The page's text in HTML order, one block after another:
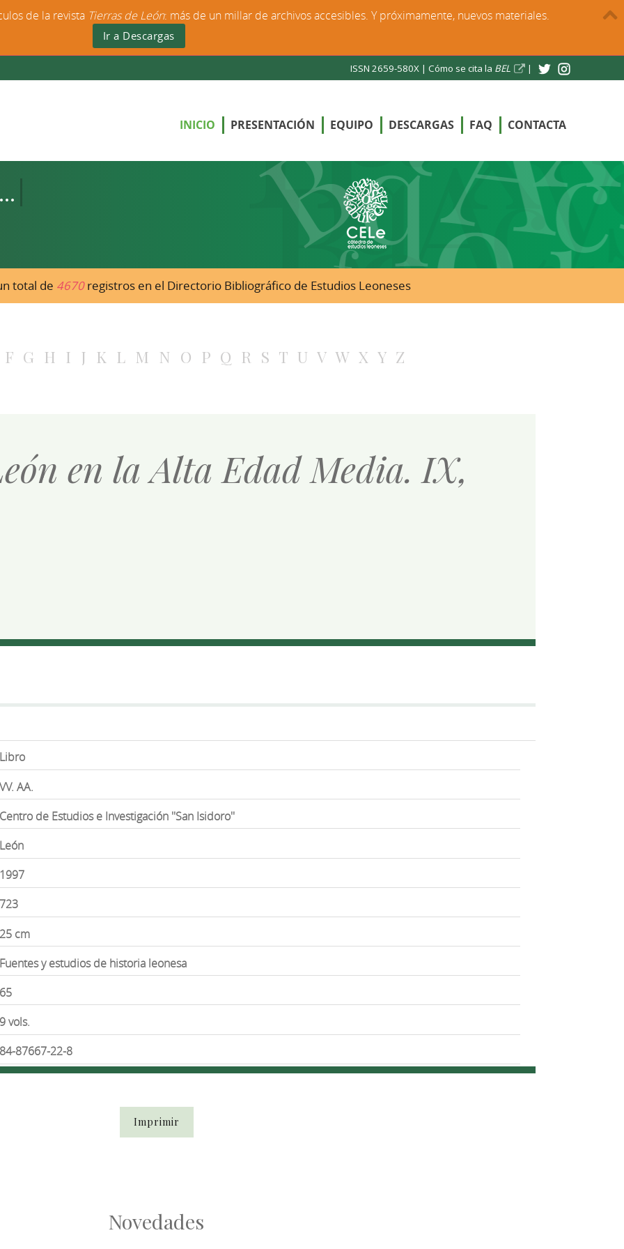
ISSN 2659-580X | Cómo se cita la BEL |
INICIO PRESENTACIÓN EQUIPO DESCARGAS FAQ CONTACTA
total de 4670registros en el Directorio Bibliográfico de Estudios Leoneses
F G H I J K L M N O P Q R S T U V W X Y Z
en la Alta Edad Media. IX,
Libro
VV. AA.
Centro de Estudios e Investigación ''San Isidoro''
León
1997
723
25 cm
Fuentes y estudios de historia leonesa
65
9 vols.
84-87667-22-8
Imprimir
Novedades
de la revista Tierras de León: más de un millar de archivos accesibles. Y próximamente, nuevos materiales.
Ir a Descargas